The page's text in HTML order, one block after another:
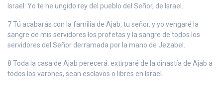
Israel: Yo te he ungido rey del pueblo del Señor, de Israel.
7 Tú acabarás con la familia de Ajab, tu señor, y yo vengaré la
sangre de mis servidores los profetas y la sangre de todos los
servidores del Señor derramada por la mano de Jezabel.
8 Toda la casa de Ajab perecerá: extirparé de la dinastía de Ajab a
todos los varones, sean esclavos o libres en Israel.